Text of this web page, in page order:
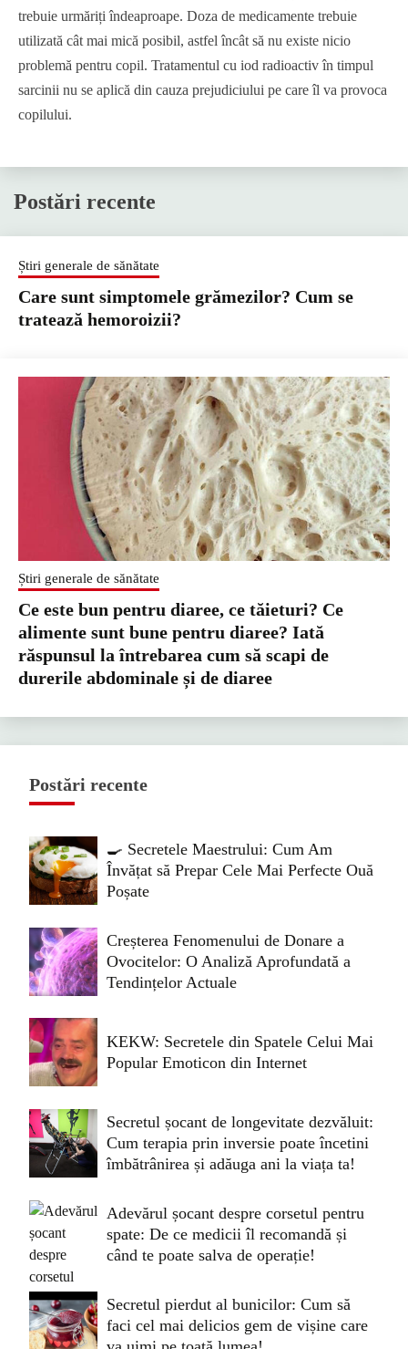
trebuie urmăriți îndeaproape. Doza de medicamente trebuie
utilizată cât mai mică posibil, astfel încât să nu existe nicio
problemă pentru copil. Tratamentul cu iod radioactiv în timpul
sarcinii nu se aplică din cauza prejudiciului pe care îl va provoca
copilului.
Postări recente
Știri generale de sănătate
Care sunt simptomele grămezilor? Cum se
tratează hemoroizii?
Știri generale de sănătate
Ce este bun pentru diaree, ce tăieturi? Ce
alimente sunt bune pentru diaree? Iată
răspunsul la întrebarea cum să scapi de
durerile abdominale și de diaree
Postări recente
🍳 Secretele Maestrului: Cum Am
Învățat să Prepar Cele Mai Perfecte Ouă
Poșate
Creșterea Fenomenului de Donare a
Ovocitelor: O Analiză Aprofundată a
Tendințelor Actuale
KEKW: Secretele din Spatele Celui Mai
Popular Emoticon din Internet
Secretul șocant de longevitate dezvăluit:
Cum terapia prin inversie poate încetini
îmbătrânirea și adăuga ani la viața ta!
Adevărul șocant despre corsetul pentru
spate: De ce medicii îl recomandă și
când te poate salva de operație!
Secretul pierdut al bunicilor: Cum să
faci cel mai delicios gem de vișine care